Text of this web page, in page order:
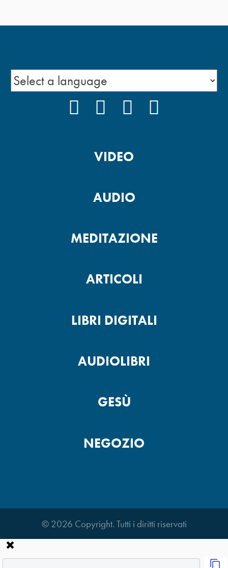
VIDEO
AUDIO
MEDITAZIONE
ARTICOLI
LIBRI DIGITALI
AUDIOLIBRI
GESÙ
NEGOZIO
© 2026 Copyright. Tutti i diritti riservati